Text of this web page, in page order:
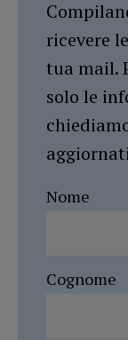
ricevere
tua mail.
solo le
Nome
Cognome